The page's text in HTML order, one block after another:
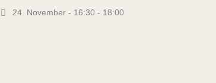
24. November - 16:30 - 18:00